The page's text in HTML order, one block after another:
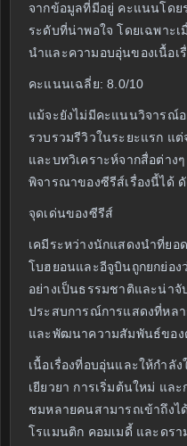
จากข้อมูลที่มีอยู่ คะแนนโดย
ระดับที่น่าพอใจ โดยเฉพาะ
นำและความอบอุ่นของเนื้อเรื่
คะแนนเฉลี่ย: 8.0/10
แม้จะยังไม่มีคะแนนวิจารณ์อ
รวบรวมรีวิวในระยะแรก แ
และบทวิเคราะห์จากสื่อต่าง
พิจารณาของซีรีส์เรื่องนี้ได้
จุดเด่นของซีรีส์
เคมีระหว่างนักแสดงนำที่ยอ
โบฮยอนและอีจูบินถูกยกย่อง
อย่างเป็นธรรมชาติและน่าจั
ประสบการณ์การแสดงที่หล
และพัฒนาความสัมพันธ์ของ
เนื้อเรื่องที่อบอุ่นและให้กำลั
เยียวยา การเริ่มต้นใหม่ แล
ชมหลายคนสามารถเข้าถึงไ
โรแมนติก คอมเมดี้ และดรา